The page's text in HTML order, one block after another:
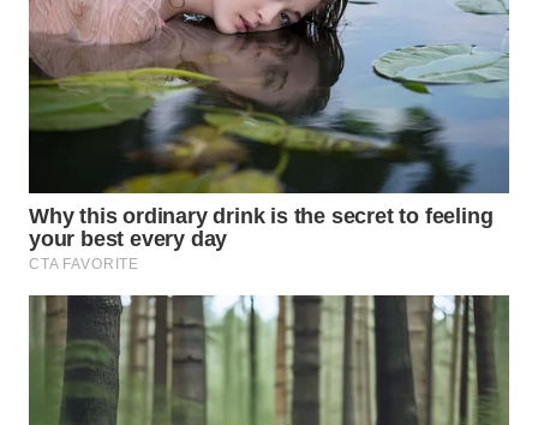
INDRAMAYU
WN
KUNINGAN
MAJALENGKA
WN
WN
SUKABUMI